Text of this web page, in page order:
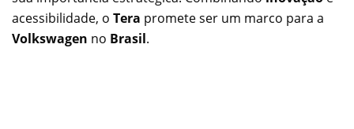
acessibilidade, o Tera promete ser um marco para a
Volkswagen no Brasil.